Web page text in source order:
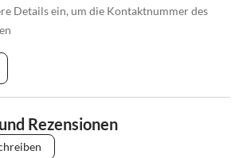
Details ein, um die Kontaktnummer des
Rezensionen